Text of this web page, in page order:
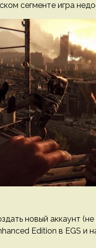
сегменте игра
новый аккаунт
Edition в EGS и